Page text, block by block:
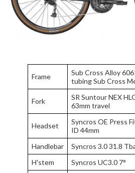
Frame
Sub Cross Alloy
tubing Sub Cross
Fork
SR Suntour NEX
63mm travel
Headset
Syncros OE Press
ID 44mm
Handlebar
Syncros 3.0 31.8
H'stem
Syncros UC3.0 7°